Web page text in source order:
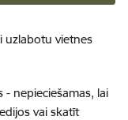
uzlabotu vietnes
nepieciešamas, lai
vai skatīt